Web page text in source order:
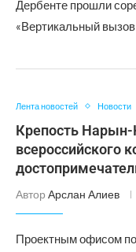
Дербенте прошли
«Вертикальный
Лента новостей Новости
Крепость
всероссийского
Автор Арслан Алиев
Проектным офисом